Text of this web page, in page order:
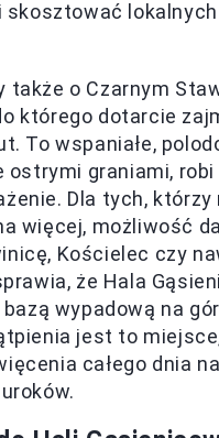
skosztować lokalnych
także o Czarnym
którego dotarcie
To wspaniałe,
ostrymi graniami, robi
Dla tych, którzy
więcej, możliwość
Kościelec czy
że Hala
wypadową na
jest to
całego dnia na